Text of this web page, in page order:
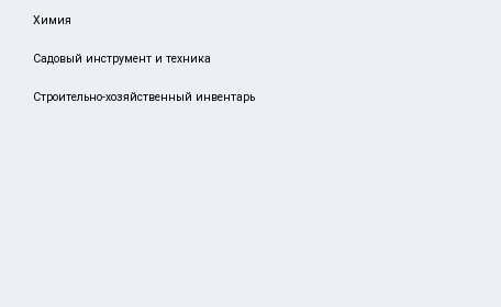
Химия
Садовый инструмент и техника
Строительно-хозяйственный инвентарь